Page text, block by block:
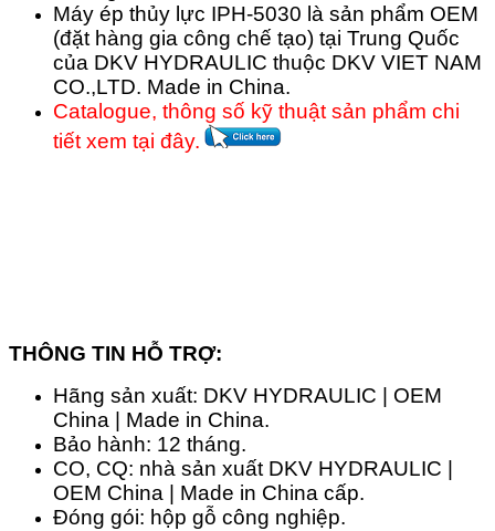
Máy ép thủy lực IPH-5030 là sản phẩm OEM
(đặt hàng gia công chế tạo) tại Trung Quốc
của DKV HYDRAULIC thuộc DKV VIET NAM
CO.,LTD. Made in China.
Catalogue, thông số kỹ thuật sản phẩm chi
tiết xem tại đây.
THÔNG TIN HỖ TRỢ:
Hãng sản xuất: DKV HYDRAULIC | OEM
China | Made in China.
Bảo hành: 12 tháng.
CO, CQ: nhà sản xuất DKV HYDRAULIC |
OEM China | Made in China cấp.
Đóng gói: hộp gỗ công nghiệp.